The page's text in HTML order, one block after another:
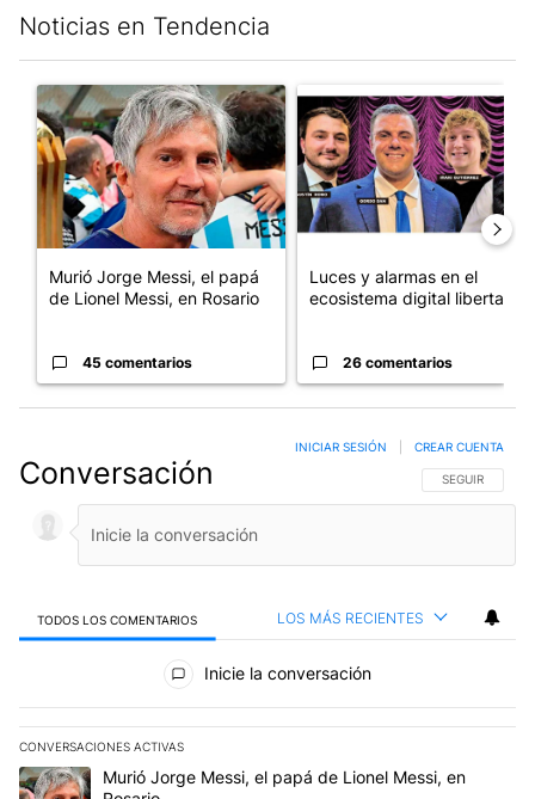
Noticias en Tendencia
Un artículo de tendencia con el título "Murió Jorge Messi, el
Murió Jorge Messi, el papá
de Lionel Messi, en Rosario
45 comentarios
Un artículo de tendencia con
Luces y alarmas en el
ecosistema digital libertario
26 comentarios
Conversación SIGA ESTA
SEGUIR
INICIAR SESIÓN CREAR CUENTA
TODOS LOS COMENTARIOS LOS MÁS RECIENTES
Todos los comentarios
Inicie la conversación
CONVERSACIONES ACTIVAS
Este listado muestra los artículos con más comentarios en los
Un artículo de tendencia con el título "Murió Jorge Messi, el
Murió Jorge Messi, el papá de Lionel Messi, en